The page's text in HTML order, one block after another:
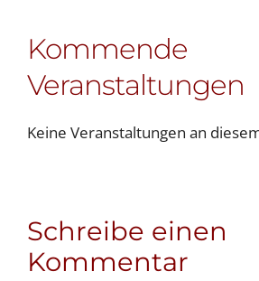
Kommende
Veranstaltungen
Keine Veranstaltungen an
Schreibe einen
Kommentar